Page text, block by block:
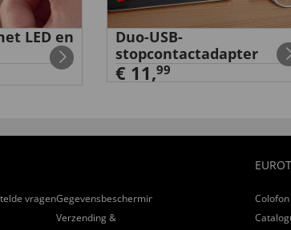
LED en
Duo-USB-
stopcontactadapter
€ 11,99
vragenGegevensbescherming
Verzending &
Colofon